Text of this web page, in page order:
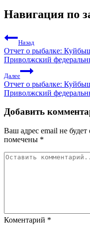
Навигация по
Назад
Отчет о рыбалке:
Приволжский
Далее
Отчет о рыбалке:
Приволжский
Добавить
Ваш адрес email не будет
помечены *
Коментарий *